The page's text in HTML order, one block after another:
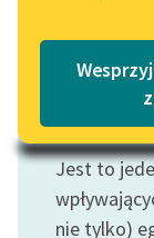
Lektury szkolne i
literatury do
uczennic i
E-kolekcja lektur
Motyw:
Jest to
nie tylko)